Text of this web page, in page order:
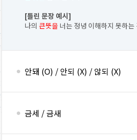
[틀린 문장 예시]
나의 큰뜻을 너는 정녕 이해하지 못하는
안돼 (O) / 안되 (X) / 않되 (X)
금세 / 금새